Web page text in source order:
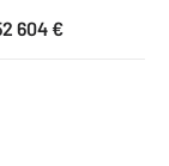
604 €